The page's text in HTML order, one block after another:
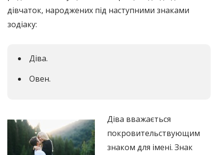
дівчаток, народжених під наступними знаками
зодіаку:
Діва.
Овен.
Діва вважається
покровительствующим
знаком для імені. Знак